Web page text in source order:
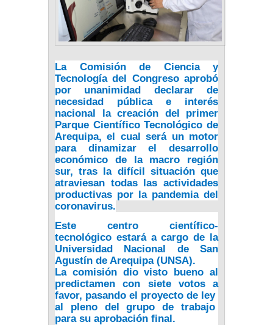
La Comisión de Ciencia y
Tecnología del Congreso aprobó
por unanimidad declarar de
necesidad pública e interés
nacional la creación del primer
Parque Científico Tecnológico de
Arequipa, el cual será un motor
para dinamizar el desarrollo
económico de la macro región
sur, tras la difícil situación que
atraviesan todas las actividades
productivas por la pandemia del
coronavirus.
Este centro científico-
tecnológico estará a cargo de la
Universidad Nacional de San
Agustín de Arequipa (UNSA).
La comisión dio visto bueno al
predictamen con siete votos a
favor, pasando el proyecto de ley
al pleno del grupo de trabajo
para su aprobación final.